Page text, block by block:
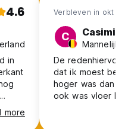
4.6
in
more
Verbleven in okt
C Casimir
De
dat ik moest
hoger was dan
ook was vloer